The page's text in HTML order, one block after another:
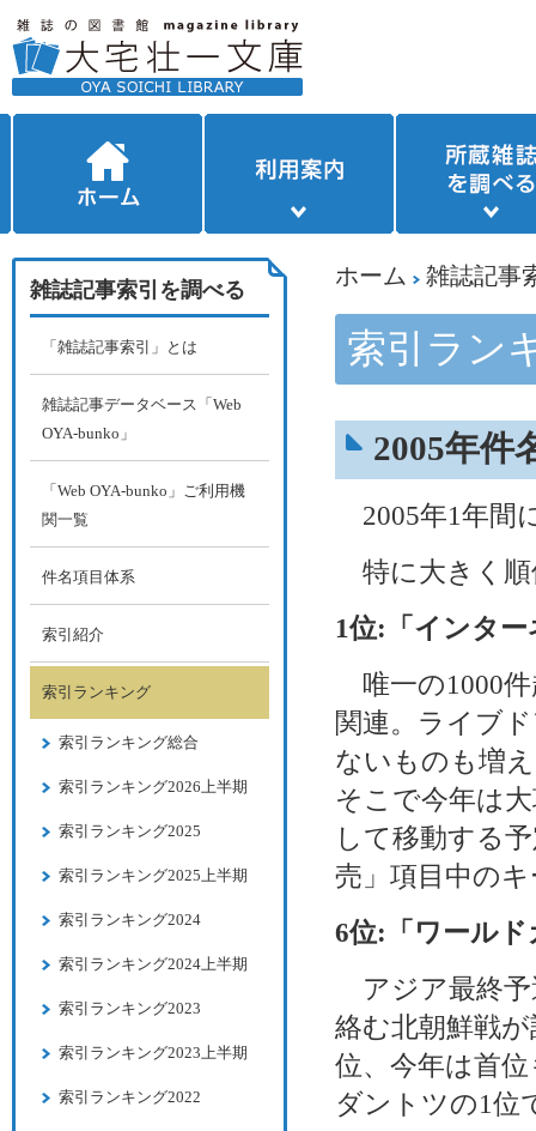
ホーム 雑誌記事
索引ラン
2005年件
2005年1年間
特に大きく順
1位:「インタ
唯一の1000件
関連。ライブ
ないものも増
そこで今年は
して移動する
売」項目中の
6位:「ワールド
アジア最終予
絡む北朝鮮戦
位、今年は首
ダントツの1位
雑誌記事索引を調べる
「雑誌記事索引」とは
雑誌記事データベース「Web
OYA-bunko」
「Web OYA-bunko」ご利用機
関一覧
件名項目体系
索引紹介
索引ランキング
索引ランキング総合
索引ランキング2026上半期
索引ランキング2025
索引ランキング2025上半期
索引ランキング2024
索引ランキング2024上半期
索引ランキング2023
索引ランキング2023上半期
索引ランキング2022